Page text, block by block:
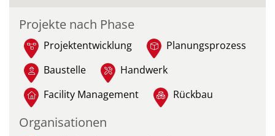
Projekte nach Phase
Projektentwicklung
Planungsprozess
Baustelle
Handwerk
Facility Management
Rückbau
Organisationen